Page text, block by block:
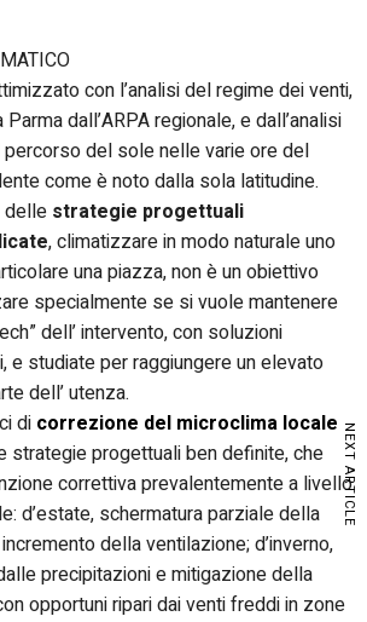
con l’analisi del regime dei venti,
dall’ARPA regionale, e dall’analisi
del sole nelle varie ore del
come è noto dalla sola latitudine.
delle strategie progettuali
, climatizzare in modo naturale uno
una piazza, non è un obiettivo
specialmente se si vuole mantenere
dell’ intervento, con soluzioni
e studiate per raggiungere un elevato
dell’ utenza.
di correzione del microclima locale
strategie progettuali ben definite, che
correttiva prevalentemente a livello
d’estate, schermatura parziale della
della ventilazione; d’inverno,
precipitazioni e mitigazione della
opportuni ripari dai venti freddi in zone
NEXT ARTICLE